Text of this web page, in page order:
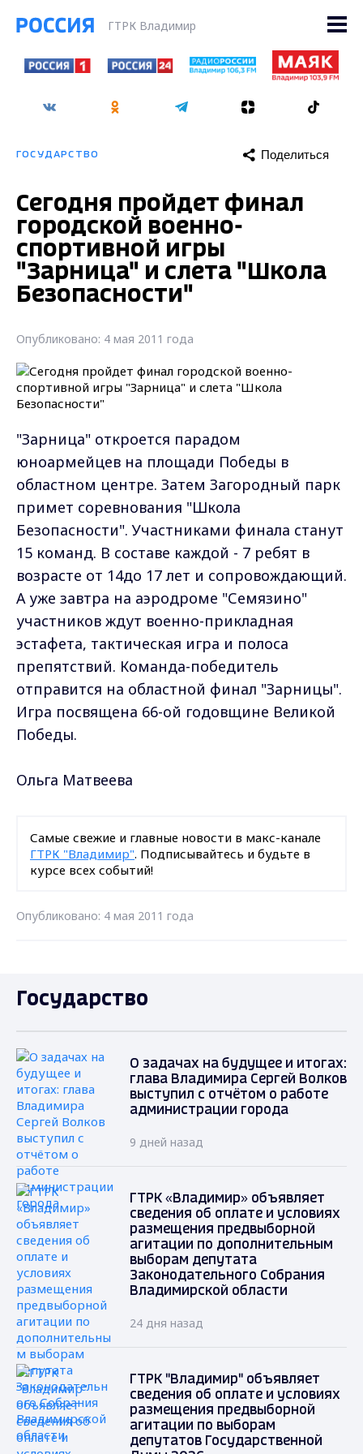
ГТРК Владимир
ГОСУДАРСТВО Поделиться
Сегодня пройдет финал
городской военно-
спортивной игры
"Зарница" и слета "Школа
Безопасности"
Опубликовано: 4 мая 2011 года
"Зарница" откроется парадом
юноармейцев на площади Победы в
областном центре. Затем Загородный парк
примет соревнования "Школа
Безопасности". Участниками финала станут
15 команд. В составе каждой - 7 ребят в
возрасте от 14до 17 лет и сопровождающий.
А уже завтра на аэродроме "Семязино"
участников ждут военно-прикладная
эстафета, тактическая игра и полоса
препятствий. Команда-победитель
отправится на областной финал "Зарницы".
Игра посвящена 66-ой годовщине Великой
Победы.
Ольга Матвеева
Самые свежие и главные новости в макс-канале
ГТРК "Владимир". Подписывайтесь и будьте в
курсе всех событий!
Опубликовано: 4 мая 2011 года
Государство
О задачах на будущее и итогах:
глава Владимира Сергей Волков
выступил с отчётом о работе
администрации города
9 дней назад
ГТРК «Владимир» объявляет
сведения об оплате и условиях
размещения предвыборной
агитации по дополнительным
выборам депутата
Законодательного Собрания
Владимирской области
24 дня назад
ГТРК "Владимир" объявляет
сведения об оплате и условиях
размещения предвыборной
агитации по выборам
депутатов Государственной